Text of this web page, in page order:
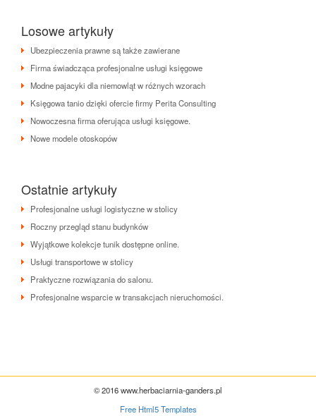
Losowe artykuły
Ubezpieczenia prawne są także zawierane
Firma świadcząca profesjonalne usługi księgowe
Modne pajacyki dla niemowląt w różnych wzorach
Księgowa tanio dzięki ofercie firmy Perita Consulting
Nowoczesna firma oferująca usługi księgowe.
Nowe modele otoskopów
Ostatnie artykuły
Profesjonalne usługi logistyczne w stolicy
Roczny przegląd stanu budynków
Wyjątkowe kolekcje tunik dostępne online.
Usługi transportowe w stolicy
Praktyczne rozwiązania do salonu.
Profesjonalne wsparcie w transakcjach nieruchomości.
© 2016 www.herbaciarnia-ganders.pl
Free Html5 Templates